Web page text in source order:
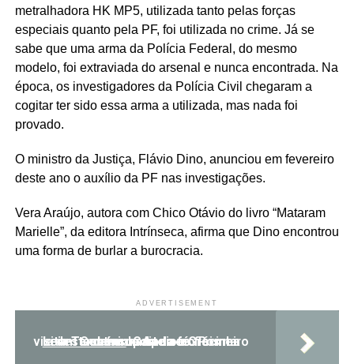
metralhadora HK MP5, utilizada tanto pelas forças
especiais quanto pela PF, foi utilizada no crime. Já se
sabe que uma arma da Polícia Federal, do mesmo
modelo, foi extraviada do arsenal e nunca encontrada. Na
época, os investigadores da Polícia Civil chegaram a
cogitar ter sido essa arma a utilizada, mas nada foi
provado.
O ministro da Justiça, Flávio Dino, anunciou em fevereiro
deste ano o auxílio da PF nas investigações.
Vera Araújo, autora com Chico Otávio do livro “Mataram
Marielle”, da editora Intrínseca, afirma que Dino encontrou
uma forma de burlar a burocracia.
ADVERTISEMENT
Leia Também:Caiado e Gracinha visitam Centro de Apoio ao Romeiro e destacam suporte aos fiéis na caminhada da fé